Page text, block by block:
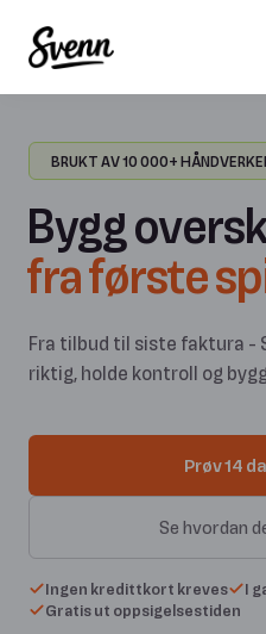
BRUKT AV 10 000+
Bygg
fra første
Fra tilbud til siste faktura -
riktig, holde kontroll og
Prøv 14
Se hvordan
Ingen kredittkort kreves
I
Gratis ut oppsigelsestiden